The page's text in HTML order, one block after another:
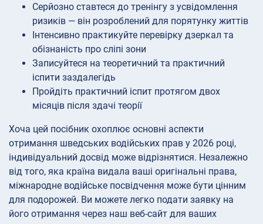
Серйозно ставтеся до тренінгу з усвідомлення
ризиків — він розроблений для порятунку життів
Інтенсивно практикуйте перевірку дзеркал та
обізнаність про сліпі зони
Записуйтеся на теоретичний та практичний
іспити заздалегідь
Пройдіть практичний іспит протягом двох
місяців після здачі теорії
Хоча цей посібник охоплює основні аспекти
отримання шведських водійських прав у 2026 році,
індивідуальний досвід може відрізнятися. Незалежно
від того, яка країна видала ваші оригінальні права,
міжнародне водійське посвідчення може бути цінним
для подорожей. Ви можете легко подати заявку на
його отримання через наш веб-сайт для ваших